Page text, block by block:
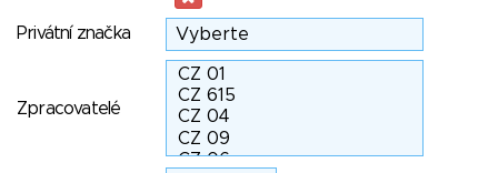
Privátní značka
Zpracovatelé